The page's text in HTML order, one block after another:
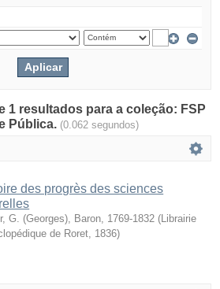
1 resultados para a coleção: FSP
Pública. (0.062 segundos)
des progrès des sciences
G. (Georges), Baron, 1769-1832 ( Librairie
de Roret 1836)